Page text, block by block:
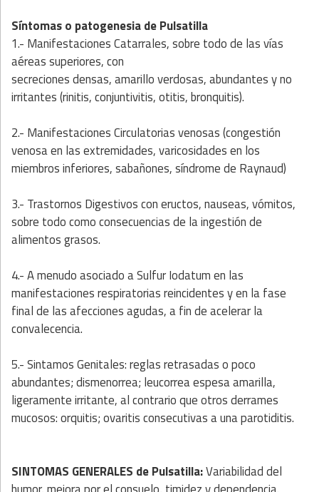
Síntomas o patogenesia de Pulsatilla
1.- Manifestaciones Catarrales, sobre todo de las vías
aéreas superiores, con
secreciones densas, amarillo verdosas, abundantes y no
irritantes (rinitis, conjuntivitis, otitis, bronquitis).
2.- Manifestaciones Circulatorias venosas (congestión
venosa en las extremidades, varicosidades en los
miembros inferiores, sabañones, síndrome de Raynaud)
3.- Trastornos Digestivos con eructos, nauseas, vómitos,
sobre todo como consecuencias de la ingestión de
alimentos grasos.
4.- A menudo asociado a Sulfur Iodatum en las
manifestaciones respiratorias reincidentes y en la fase
final de las afecciones agudas, a fin de acelerar la
convalecencia.
5.- Sintamos Genitales: reglas retrasadas o poco
abundantes; dismenorrea; leucorrea espesa amarilla,
ligeramente irritante, al contrario que otros derrames
mucosos: orquitis; ovaritis consecutivas a una parotiditis.
SINTOMAS GENERALES de Pulsatilla:Variabilidad del